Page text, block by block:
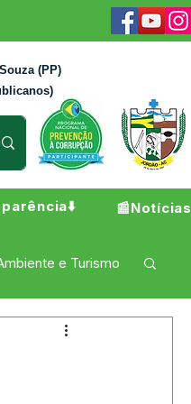
(PP)
📰Notícias
e Turismo
Campanhas